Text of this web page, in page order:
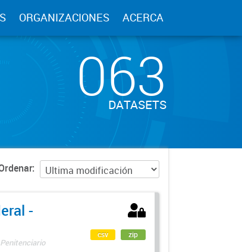
ORGANIZACIONES ACERCA
063
DATASETS
-
csv zip